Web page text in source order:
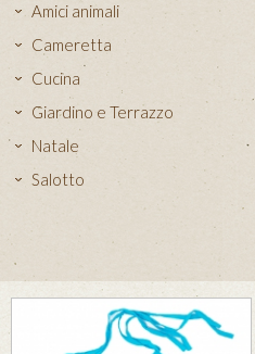
Amici animali
Cameretta
Cucina
Giardino e Terrazzo
Natale
Salotto